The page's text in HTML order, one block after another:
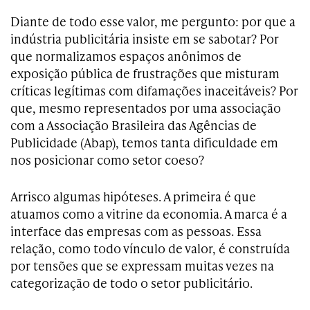
Diante de todo esse valor, me pergunto: por que a
indústria publicitária insiste em se sabotar? Por
que normalizamos espaços anônimos de
exposição pública de frustrações que misturam
críticas legítimas com difamações inaceitáveis? Por
que, mesmo representados por uma associação
com a Associação Brasileira das Agências de
Publicidade (Abap), temos tanta dificuldade em
nos posicionar como setor coeso?
Arrisco algumas hipóteses. A primeira é que
atuamos como a vitrine da economia. A marca é a
interface das empresas com as pessoas. Essa
relação, como todo vínculo de valor, é construída
por tensões que se expressam muitas vezes na
categorização de todo o setor publicitário.